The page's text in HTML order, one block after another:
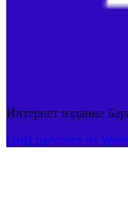
Интернет издание
Сайт работает на